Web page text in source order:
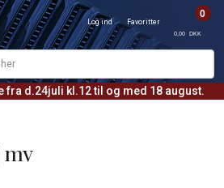
d.24juli kl.12 til og med 18 august.
Log ind Favoritter
0
0,00 DKK